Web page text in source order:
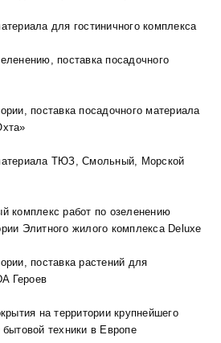
для гостиничного комплекса
поставка посадочного
поставка посадочного материала
ТЮЗ, Смольный, Морской
комплекс работ по озеленению
Элитного жилого комплекса Deluxe
поставка растений для
Героев
на территории крупнейшего
техники в Европе